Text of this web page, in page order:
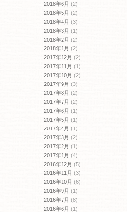
2018年6月 (2)
2018年5月 (2)
2018年4月 (3)
2018年3月 (1)
2018年2月 (2)
2018年1月 (2)
2017年12月 (2)
2017年11月 (1)
2017年10月 (2)
2017年9月 (3)
2017年8月 (2)
2017年7月 (2)
2017年6月 (1)
2017年5月 (1)
2017年4月 (1)
2017年3月 (2)
2017年2月 (1)
2017年1月 (4)
2016年12月 (5)
2016年11月 (3)
2016年10月 (6)
2016年9月 (1)
2016年7月 (8)
2016年6月 (1)